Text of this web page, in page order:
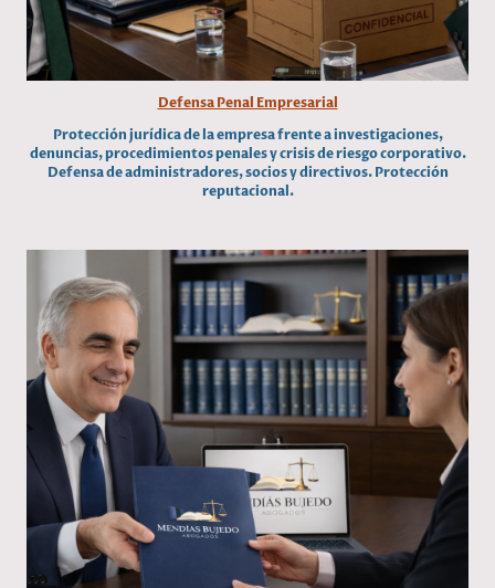
Defensa Penal Empresarial
Protección jurídica de la empresa frente a investigaciones,
denuncias, procedimientos penales y crisis de riesgo corporativo.
Defensa de administradores, socios y directivos. Protección
reputacional.